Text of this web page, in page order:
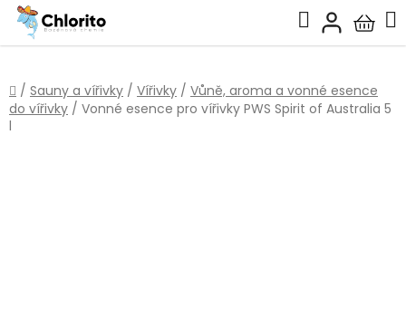
Přejít
obsah
Hledat
košík
Domů
/ Sauny a vířivky / Vířivky / Vůně, aroma a vonné esence
do vířivky / Vonné esence pro vířivky PWS Spirit of Australia 5
l